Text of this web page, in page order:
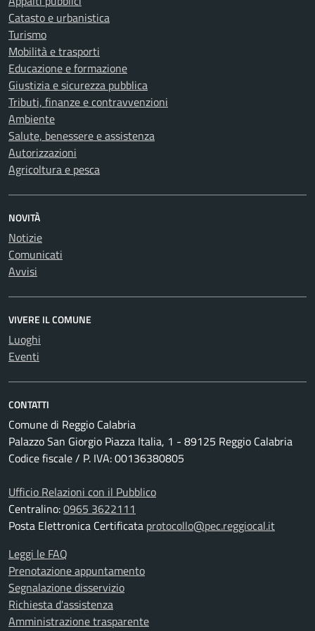
Catasto e urbanistica
Turismo
Mobilità e trasporti
Educazione e formazione
Giustizia e sicurezza pubblica
Tributi, finanze e contravvenzioni
Ambiente
Salute, benessere e assistenza
Autorizzazioni
Agricoltura e pesca
NOVITÀ
Notizie
Comunicati
Avvisi
VIVERE IL COMUNE
Luoghi
Eventi
CONTATTI
Comune di Reggio Calabria
Palazzo San Giorgio Piazza Italia, 1 - 89125 Reggio Calabria
Codice fiscale / P. IVA: 00136380805
Ufficio Relazioni con il Pubblico
Centralino:0965 3622111
Posta Elettronica Certificata protocollo@pec.reggiocal.it
Leggi le FAQ
Prenotazione appuntamento
Segnalazione disservizio
Richiesta d'assistenza
Amministrazione trasparente